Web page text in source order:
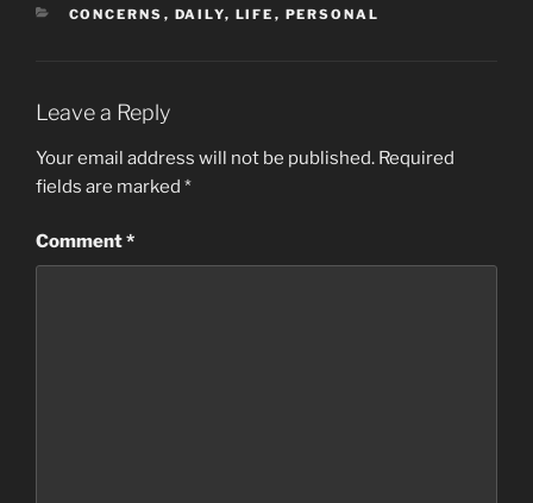
CATEGORIES
CONCERNS , DAILY, LIFE , PERSONAL
Leave a Reply
Your email address will not be published. Required
fields are marked *
Comment*